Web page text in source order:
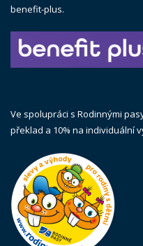
benefit-plus.
Ve spolupráci s Rodinnými
překlad a 10% na individuální